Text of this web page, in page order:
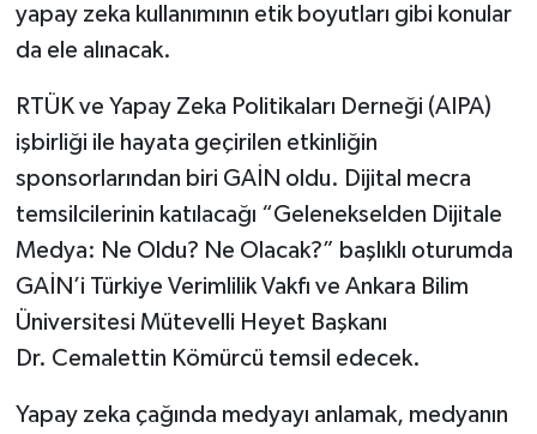
yapay zeka kullanımının etik boyutları gibi konular
da ele alınacak.
RTÜK ve Yapay Zeka Politikaları Derneği (AIPA)
işbirliği ile hayata geçirilen etkinliğin
sponsorlarından biri GAİN oldu. Dijital mecra
temsilcilerinin katılacağı “Gelenekselden Dijitale
Medya: Ne Oldu? Ne Olacak?” başlıklı oturumda
GAİN’i Türkiye Verimlilik Vakfı ve Ankara Bilim
Üniversitesi Mütevelli Heyet Başkanı
Dr. Cemalettin Kömürcü temsil edecek.
Yapay zeka çağında medyayı anlamak, medyanın